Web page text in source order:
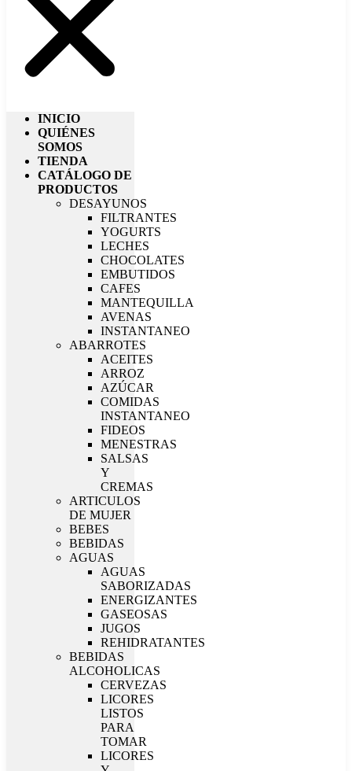
INICIO
QUIÉNES
SOMOS
TIENDA
CATÁLOGO DE
PRODUCTOS
DESAYUNOS
FILTRANTES
YOGURTS
LECHES
CHOCOLATES
EMBUTIDOS
CAFES
MANTEQUILLA
AVENAS
INSTANTANEO
ABARROTES
ACEITES
ARROZ
AZÚCAR
COMIDAS
INSTANTANEO
FIDEOS
MENESTRAS
SALSAS
Y
CREMAS
ARTICULOS
DE MUJER
BEBES
BEBIDAS
AGUAS
AGUAS
SABORIZADAS
ENERGIZANTES
GASEOSAS
JUGOS
REHIDRATANTES
BEBIDAS
ALCOHOLICAS
CERVEZAS
LICORES
LISTOS
PARA
TOMAR
LICORES